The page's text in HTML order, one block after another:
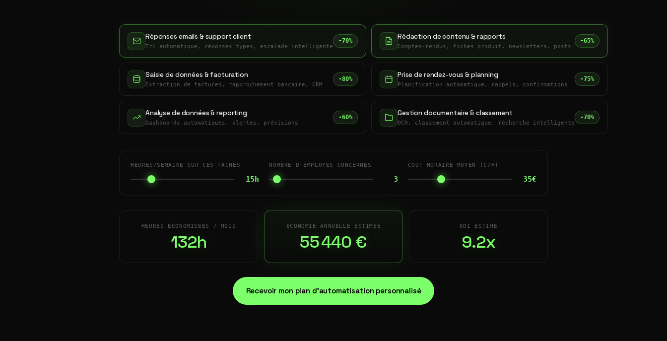
Réponses emails & support client
Tri automatique, réponses types, escalade intelligente
-70% Rédaction de contenu & rapports
Comptes-rendus, fiches produit, newsletters, posts
-65%
Saisie de données & facturation
Extraction de factures, rapprochement bancaire, CRM
-80% Prise de rendez-vous & planning
Planification automatique, rappels, confirmations
-75%
Analyse de données & reporting
Dashboards automatiques, alertes, prévisions
-60% Gestion documentaire & classement
OCR, classement automatique, recherche intelligente
-70%
HEURES/SEMAINE SUR CES TÂCHES
15h
NOMBRE D'EMPLOYÉS CONCERNÉS
3
COÛT HORAIRE MOYEN (€/H)
35€
HEURES ÉCONOMISÉES / MOIS
132h
ÉCONOMIE ANNUELLE ESTIMÉE
55 440 €
ROI ESTIMÉ
9.2x
Recevoir mon plan d'automatisation personnalisé